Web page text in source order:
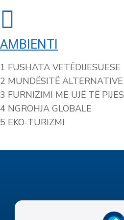
AMBIENTI
1 FUSHATA VETËDIJESUESE
2 MUNDËSITË
3 FURNIZIMI ME UJË TË PIJES
4 NGROHJA GLOBALE
5 EKO-TURIZMI